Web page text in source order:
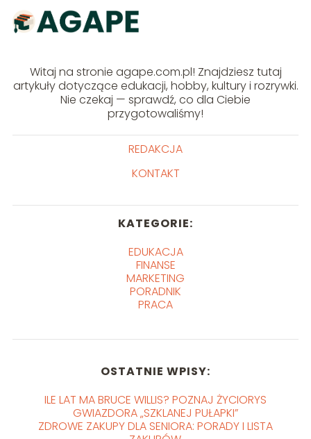
Witaj na stronie agape.com.pl! Znajdziesz tutaj
artykuły dotyczące edukacji, hobby, kultury i rozrywki.
Nie czekaj — sprawdź, co dla Ciebie
przygotowaliśmy!
REDAKCJA
KONTAKT
KATEGORIE:
EDUKACJA
FINANSE
MARKETING
PORADNIK
PRACA
OSTATNIE WPISY:
ILE LAT MA BRUCE WILLIS? POZNAJ ŻYCIORYS
GWIAZDORA „SZKLANEJ PUŁAPKI”
ZDROWE ZAKUPY DLA SENIORA: PORADY I LISTA